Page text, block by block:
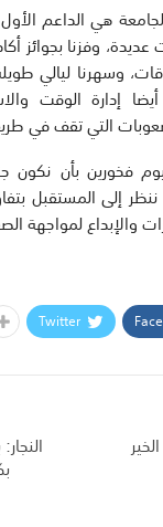
هي الداعم الأول
وفزنا بجوائز
وسهرنا ليالي
أيضا إدارة الوقت
التي تقف في
إلى المستقبل
والإبداع لمواجهة
Twitter